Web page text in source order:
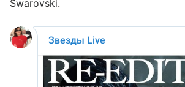
Swarovski.